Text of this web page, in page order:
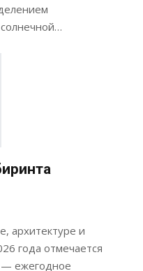
архитектуре и
года отмечается
— ежегодное